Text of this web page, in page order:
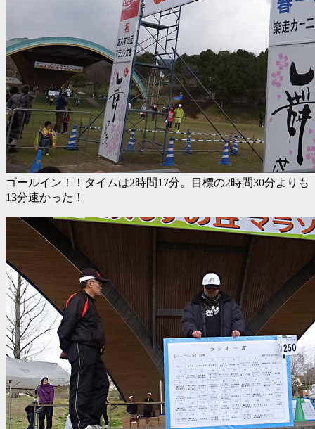
ゴールイン！！タイムは2時間17分。目標の2時間30分よりも
13分速かった！